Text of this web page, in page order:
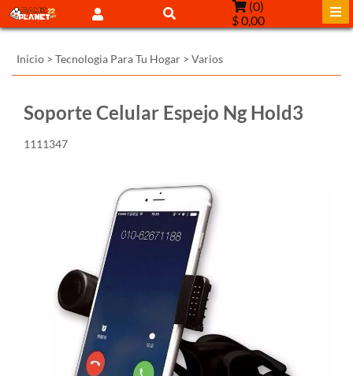
(0)
$ 0,00
Inicio > Tecnologia Para Tu Hogar > Varios
Soporte Celular Espejo Ng Hold3
1111347